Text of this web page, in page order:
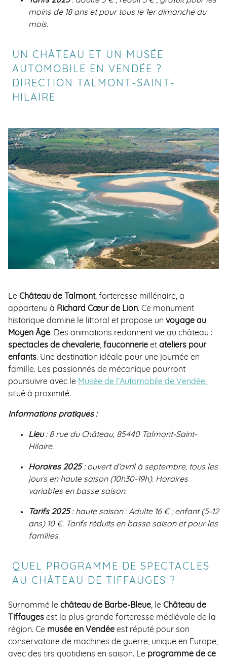
moins de 18 ans et pour tous le 1er dimanche du
mois.
UN CHÂTEAU ET UN MUSÉE
AUTOMOBILE EN VENDÉE ?
DIRECTION TALMONT-SAINT-
HILAIRE
Le Château de Talmont, forteresse millénaire, a
appartenu à Richard Cœur de Lion. Ce monument
historique domine le littoral et propose un voyage au
Moyen Âge. Des animations redonnent vie au château :
spectacles de chevalerie, fauconnerie et ateliers pour
enfants. Une destination idéale pour une journée en
famille. Les passionnés de mécanique pourront
poursuivre avec le Musée de l’Automobile de Vendée,
situé à proximité.
Informations pratiques :
Lieu: 8 rue du Château, 85440 Talmont-Saint-
Hilaire.
Horaires 2025: ouvert d’avril à septembre, tous les
jours en haute saison (10h30-19h). Horaires
variables en basse saison.
Tarifs 2025: haute saison : Adulte 16 € ; enfant (5-12
ans) 10 €. Tarifs réduits en basse saison et pour les
familles.
QUEL PROGRAMME DE SPECTACLES
AU CHÂTEAU DE TIFFAUGES ?
Surnommé le château de Barbe-Bleue, le Château de
Tiffauges est la plus grande forteresse médiévale de la
région. Ce musée en Vendée est réputé pour son
conservatoire de machines de guerre, unique en Europe,
avec des tirs quotidiens en saison. Le programme de ce